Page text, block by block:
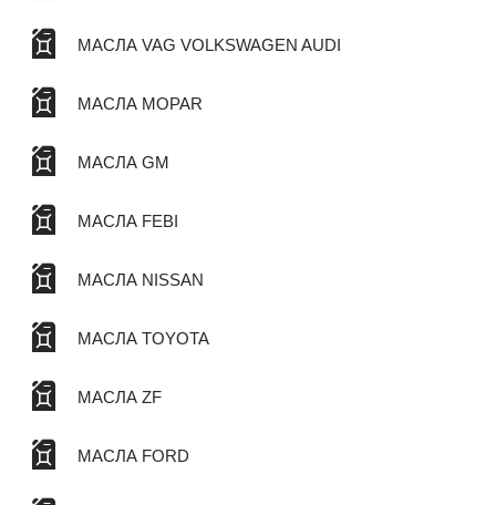
МАСЛА VAG VOLKSWAGEN AUDI
МАСЛА MOPAR
МАСЛА GM
МАСЛА FEBI
МАСЛА NISSAN
МАСЛА TOYOTA
МАСЛА ZF
МАСЛА FORD